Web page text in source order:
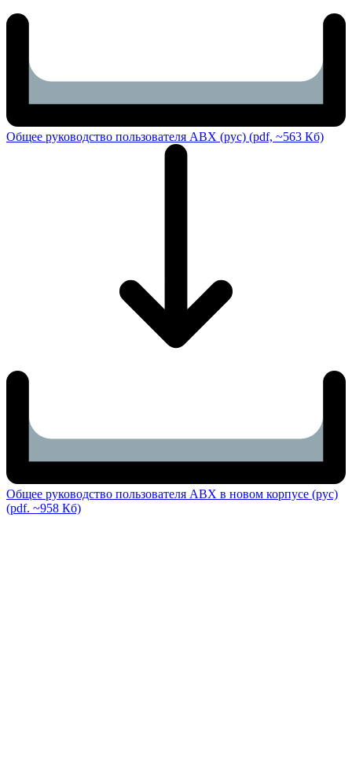
Общее руководство пользователя ABX (рус) (pdf, ~563 Кб)
Общее руководство пользователя ABX в новом корпусе (рус)
(pdf. ~958 Кб)